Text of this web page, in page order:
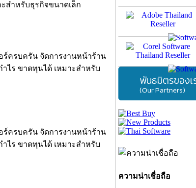
สำหรับธุรกิจขนาดเล็ก
ครบครัน จัดการงานหน้าร้าน
ไร ขาดทุนได้ เหมาะสำหรับ
ครบครัน จัดการงานหน้าร้าน
ไร ขาดทุนได้ เหมาะสำหรับ
พันธมิตรของเ
(Our Partners)
ความน่าเชื่อถือ